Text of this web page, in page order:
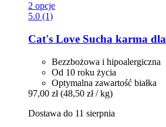
2 opcje
5.0 (1)
Cat's Love Sucha karma
Bezzbożowa i hipoalergiczna
Od 10 roku życia
Optymalna zawartość białka
97,00 zł (48,50 zł / kg)
Dostawa do 11 sierpnia